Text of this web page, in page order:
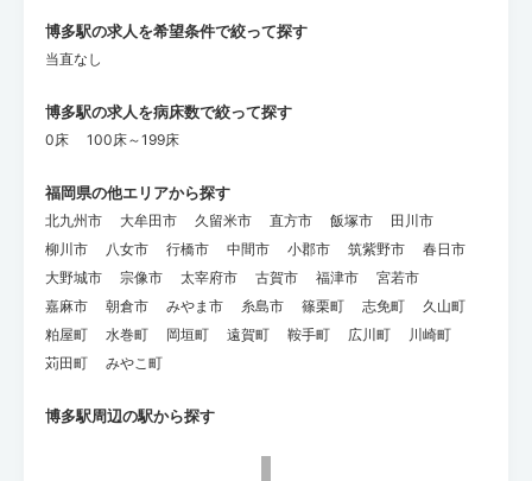
博多駅の求人を希望条件で絞って探す
当直なし
博多駅の求人を病床数で絞って探す
0床 100床～199床
福岡県の他エリアから探す
北九州市 大牟田市 久留米市 直方市 飯塚市
田川市
柳川市
八女市 行橋市 中間市 小郡市 筑紫野市
春日市
大野城市
宗像市 太宰府市 古賀市 福津市
宮若市
嘉麻市
朝倉市 みやま市 糸島市 篠栗町 志免町
久山町
粕屋町
水巻町 岡垣町 遠賀町 鞍手町 広川町
川崎町
苅田町
みやこ町
博多駅周辺の駅から探す